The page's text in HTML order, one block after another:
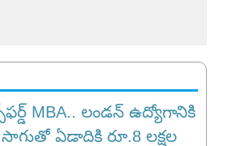
MBA.. లండన్ ఉద్యోగానికి
ఏడాదికి రూ.8 లక్షల